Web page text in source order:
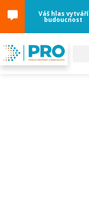
Váš hlas vytváří
budoucnost